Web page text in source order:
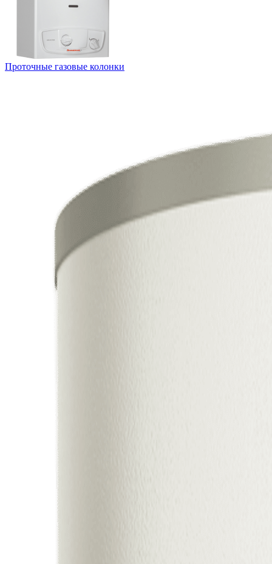
Проточные газовые колонки